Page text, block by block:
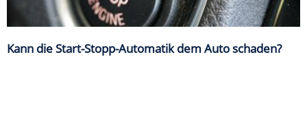
Kann die Start-Stopp-Automatik dem Auto schaden?